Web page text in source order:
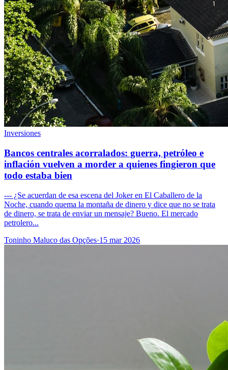
Inversiones
Bancos centrales acorralados: guerra, petróleo e
inflación vuelven a morder a quienes fingieron que
todo estaba bien
--- ¿Se acuerdan de esa escena del Joker en El Caballero de la
Noche, cuando quema la montaña de dinero y dice que no se trata
de dinero, se trata de enviar un mensaje? Bueno. El mercado
petrolero...
Toninho Maluco das Opções·15 mar 2026